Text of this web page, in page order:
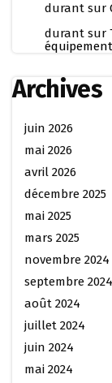
durant sur
durant sur
Archives
juin 2026
mai 2026
avril 2026
décembre 2025
mai 2025
mars 2025
novembre 2024
septembre 2024
août 2024
juillet 2024
juin 2024
mai 2024